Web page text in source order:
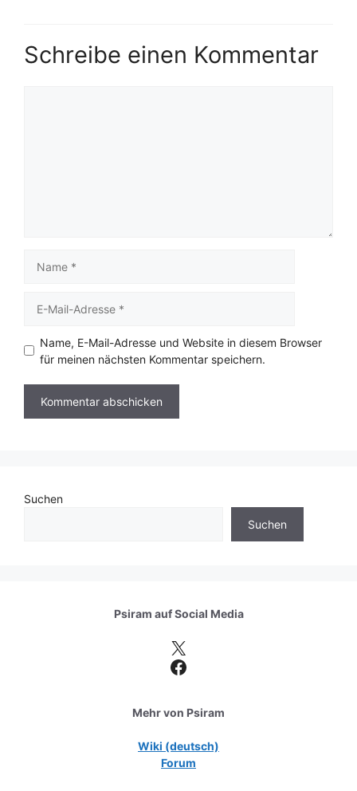
Schreibe einen Kommentar
Mail-
Name, E-Mail-Adresse und Website in diesem Browser
für meinen nächsten Kommentar speichern.
Suchen
Suchen
Psiram aufSocial Media
X
Facebook
Mehr von Psiram
Wiki (deutsch)
Forum